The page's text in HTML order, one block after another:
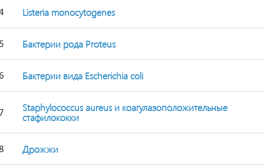
Listeria monocytogenes
Бактерии рода Proteus
Бактерии вида Escherichia coli
Staphylococcus aureus и коагулазоположительные
стафилококки
Дрожжи